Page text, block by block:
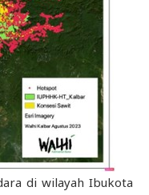
di wilayah Ibukota